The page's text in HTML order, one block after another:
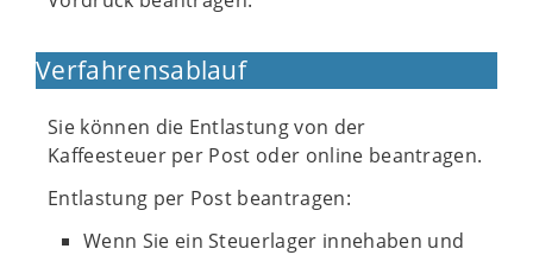
Verfahrensablauf
Sie können die Entlastung von der
Kaffeesteuer per Post oder online beantragen.
Entlastung per Post beantragen:
Wenn Sie ein Steuerlager innehaben und